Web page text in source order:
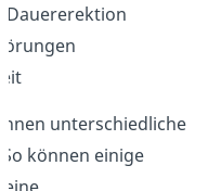
Dauererektion
unterschiedliche
können einige
eine